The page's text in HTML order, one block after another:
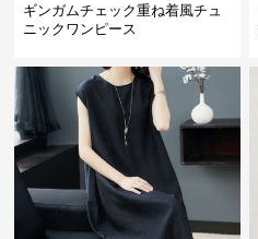
ギンガムチェック重ね着風チュ
ニックワンピース